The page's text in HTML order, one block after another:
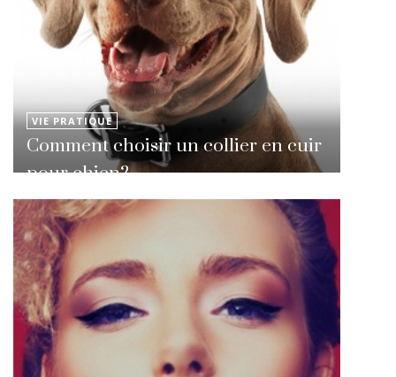
VIE PRATIQUE
Comment choisir un collier en cuir
pour chien?